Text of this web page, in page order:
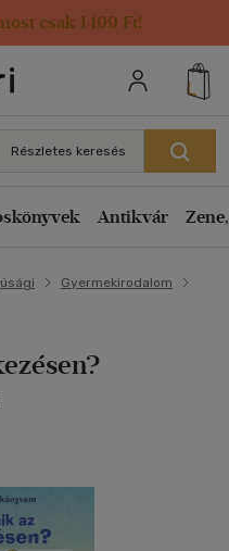
csak 1499 Ft!
Részletes keresés
Antikvár
Gyermekirodalom